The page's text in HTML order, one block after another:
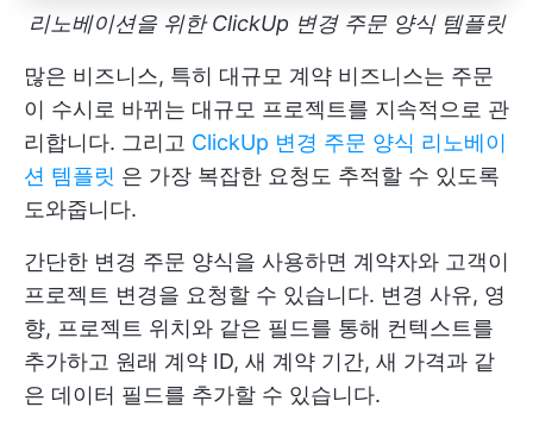
리노베이션을 위한 ClickUp 변경 주문 양식 템플릿
많은 비즈니스, 특히 대규모 계약 비즈니스는 주문
이 수시로 바뀌는 대규모 프로젝트를 지속적으로 관
리합니다. 그리고 ClickUp 변경 주문 양식 리노베이
션 템플릿 은 가장 복잡한 요청도 추적할 수 있도록
도와줍니다.
간단한 변경 주문 양식을 사용하면 계약자와 고객이
프로젝트 변경을 요청할 수 있습니다. 변경 사유, 영
향, 프로젝트 위치와 같은 필드를 통해 컨텍스트를
추가하고 원래 계약 ID, 새 계약 기간, 새 가격과 같
은 데이터 필드를 추가할 수 있습니다.